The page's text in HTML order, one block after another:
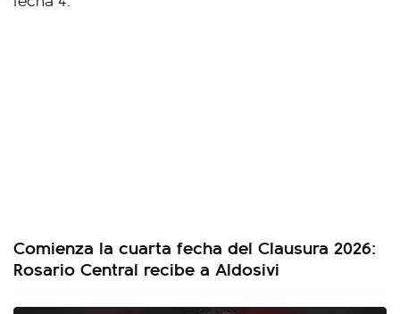
Comienza la cuarta fecha del Clausura 2026:
Rosario Central recibe a Aldosivi